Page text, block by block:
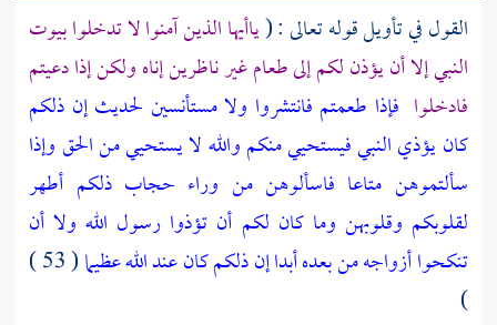
القول في تأويل قوله تعالى : (ياأيها الذين آمنوا لا تدخلوا بيوت
النبي إلا أن يؤذن لكم إلى طعام غير ناظرين إناه ولكن إذا دعيتم
فادخلوا فإذا طعمتم فانتشروا ولا مستأنسين لحديث إن ذلكم
كان يؤذي النبي فيستحيي منكم والله لا يستحيي من الحق وإذا
سألتموهن متاعا فاسألوهن من وراء حجاب ذلكم أطهر
لقلوبكم وقلوبهن وما كان لكم أن تؤذوا رسول الله ولا أن
تنكحوا أزواجه من بعده أبدا إن ذلكم كان عند الله عظيما
( 53 )
)